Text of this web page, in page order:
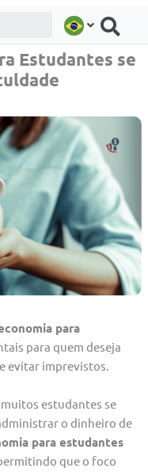
Estudantes se
para
para quem deseja
evitar imprevistos.
estudantes se
o dinheiro de
para estudantes
que o foco